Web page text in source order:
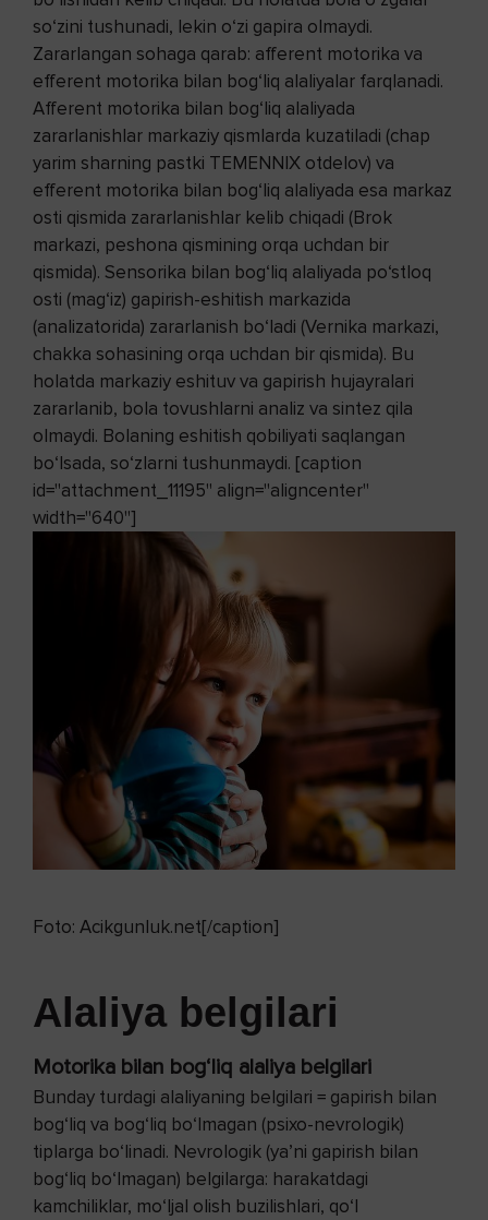
so‘zini tushunadi, lekin o‘zi gapira olmaydi.
Zararlangan sohaga qarab: afferent motorika va
efferent motorika bilan bog‘liq alaliyalar farqlanadi.
Afferent motorika bilan bog‘liq alaliyada
zararlanishlar markaziy qismlarda kuzatiladi (chap
yarim sharning pastki TEMENNIX otdelov) va
efferent motorika bilan bog‘liq alaliyada esa markaz
osti qismida zararlanishlar kelib chiqadi (Brok
markazi, peshona qismining orqa uchdan bir
qismida). Sensorika bilan bog‘liq alaliyada po‘stloq
osti (mag‘iz) gapirish-eshitish markazida
(analizatorida) zararlanish bo‘ladi (Vernika markazi,
chakka sohasining orqa uchdan bir qismida). Bu
holatda markaziy eshituv va gapirish hujayralari
zararlanib, bola tovushlarni analiz va sintez qila
olmaydi. Bolaning eshitish qobiliyati saqlangan
bo‘lsada, so‘zlarni tushunmaydi. [caption
id="attachment_11195" align="aligncenter"
width="640"]
Foto: Acikgunluk.net[/caption]
Alaliya belgilari
Motorika bilan bog‘liq alaliya belgilari
Bunday turdagi alaliyaning belgilari = gapirish bilan
bog‘liq va bog‘liq bo‘lmagan (psixo-nevrologik)
tiplarga bo‘linadi. Nevrologik (ya’ni gapirish bilan
bog‘liq bo‘lmagan) belgilarga: harakatdagi
kamchiliklar, mo‘ljal olish buzilishlari, qo‘l